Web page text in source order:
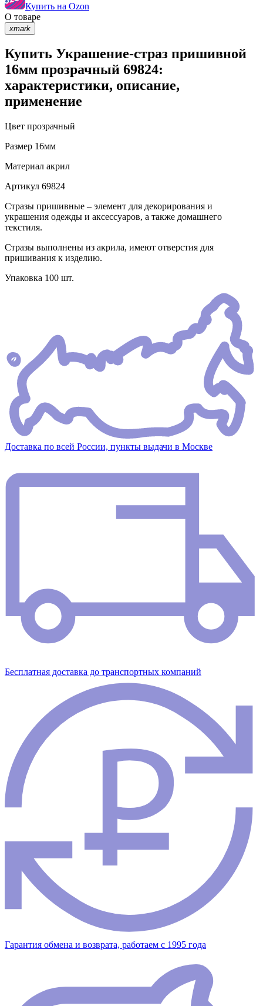
Купить на Ozon
О товаре
xmark
Купить Украшение-страз пришивной
16мм прозрачный 69824:
характеристики, описание,
применение
Цвет прозрачный
Размер 16мм
Материал акрил
Артикул 69824
Стразы пришивные – элемент для декорирования и
украшения одежды и аксессуаров, а также домашнего
текстиля.
Стразы выполнены из акрила, имеют отверстия для
пришивания к изделию.
Упаковка 100 шт.
Доставка по всей России, пункты выдачи в Москве
Бесплатная доставка до транспортных компаний
Гарантия обмена и возврата, работаем с 1995 года